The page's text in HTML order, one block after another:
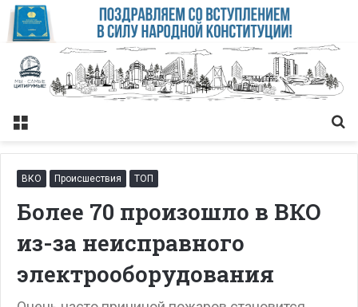
Меню
ВКО Происшествия ТОП
Более 70 произошло в ВКО
из-за неисправного
электрооборудования